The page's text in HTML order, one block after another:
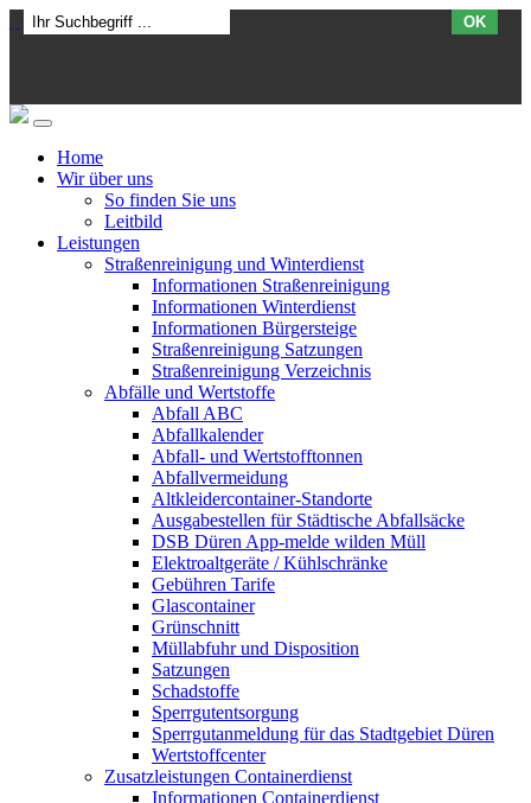
OK
Home
Wir über uns
So finden Sie uns
Leitbild
Leistungen
Straßenreinigung und Winterdienst
Informationen Straßenreinigung
Informationen Winterdienst
Informationen Bürgersteige
Straßenreinigung Satzungen
Straßenreinigung Verzeichnis
Abfälle und Wertstoffe
Abfall ABC
Abfallkalender
Abfall- und Wertstofftonnen
Abfallvermeidung
Altkleidercontainer-Standorte
Ausgabestellen für Städtische Abfallsäcke
DSB Düren App-melde wilden Müll
Elektroaltgeräte / Kühlschränke
Gebühren Tarife
Glascontainer
Grünschnitt
Müllabfuhr und Disposition
Satzungen
Schadstoffe
Sperrgutentsorgung
Sperrgutanmeldung für das Stadtgebiet Düren
Wertstoffcenter
Zusatzleistungen Containerdienst
Informationen Containerdienst